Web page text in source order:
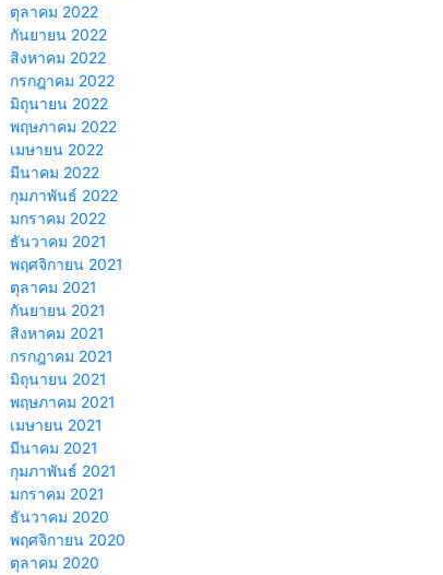
ตุลาคม 2022
กันยายน 2022
สิงหาคม 2022
กรกฎาคม 2022
มิถุนายน 2022
พฤษภาคม 2022
เมษายน 2022
มีนาคม 2022
กุมภาพันธ์ 2022
มกราคม 2022
ธันวาคม 2021
พฤศจิกายน 2021
ตุลาคม 2021
กันยายน 2021
สิงหาคม 2021
กรกฎาคม 2021
มิถุนายน 2021
พฤษภาคม 2021
เมษายน 2021
มีนาคม 2021
กุมภาพันธ์ 2021
มกราคม 2021
ธันวาคม 2020
พฤศจิกายน 2020
ตุลาคม 2020